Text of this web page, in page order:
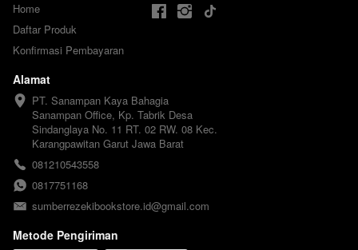
Home
Daftar Produk
Konfirmasi Pembayaran
Alamat
PT. Sanampan Kaya Bahagia
Sanampan Office, Kp. Tabrik Desa
Sindanglaya No. 11 RT. 02 RW. 08 Kec.
Karangpawitan Garut Jawa Barat
081210543558
0817751168
sumberrezekibookstore.id@gmail.com
Metode Pengiriman